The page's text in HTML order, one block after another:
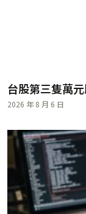
台股第三隻萬
2026 年 8 月 6 日